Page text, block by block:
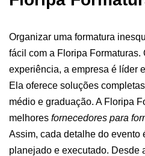
Organizar uma formatura
fácil com a Floripa Formaturas.
experiência, a empresa é líder
Ela oferece soluções
médio e graduação. A Floripa
melhores fornecedores para
Assim, cada detalhe do evento
planejado e executado. Desde